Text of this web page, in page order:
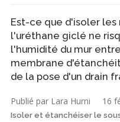
Est-ce que d'isoler les
l'uréthane giclé ne
l'humidité du mur
membrane
de la pose d'un drain
Publié par Lara Hurni 16
Isoler et étanchéiser le